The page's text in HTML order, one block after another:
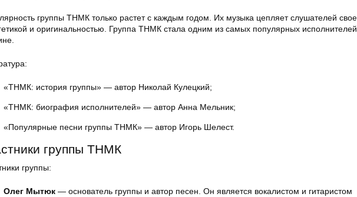
группы ТНМК только растет с каждым годом. Их музыка цепляет слушателей
и оригинальностью. Группа ТНМК стала одним из самых популярных
«ТНМК: история группы» — автор Николай Кулецкий;
«ТНМК: биография исполнителей» — автор Анна Мельник;
«Популярные песни группы ТНМК» — автор Игорь Шелест.
группы ТНМК
группы:
Олег Мытюк — основатель группы и автор песен. Он является вокалистом и гитаристом